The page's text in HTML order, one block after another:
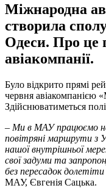
Міжнародна
створила
Одеси. Про це
авіакомпанії.
Було відкрито прямі
червня авіакомпанією
Здійснюватиметься
– Ми в МАУ працюємо
повітряні маршрути з
нашої внутрішньої
свої задуми та
без пересадок
МАУ, Євгенія Сацька.